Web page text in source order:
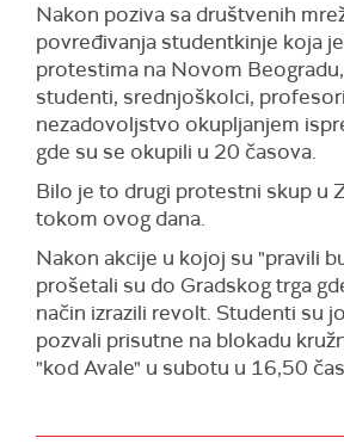
Nakon poziva sa društvenih
povređivanja studentkinje koja
protestima na Novom
studenti, srednjoškolci,
nezadovoljstvo okupljanjem
gde su se okupili u 20 časova.
Bilo je to drugi protestni skup u
tokom ovog dana.
Nakon akcije u kojoj su "pravili
prošetali su do Gradskog trga
način izrazili revolt. Studenti su
pozvali prisutne na blokadu
"kod Avale" u subotu u 16,50